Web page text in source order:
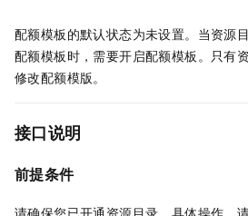
配额模板的默认状态为未设置。当资源
配额模板时，需要开启配额模板。只有
修改配额模版。
接口说明
前提条件
请确保您已开通资源目录。具体操作，